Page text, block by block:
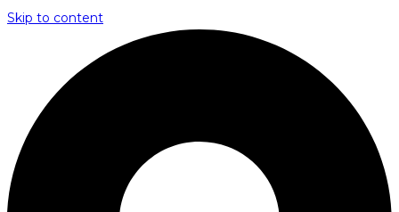
Skip to content